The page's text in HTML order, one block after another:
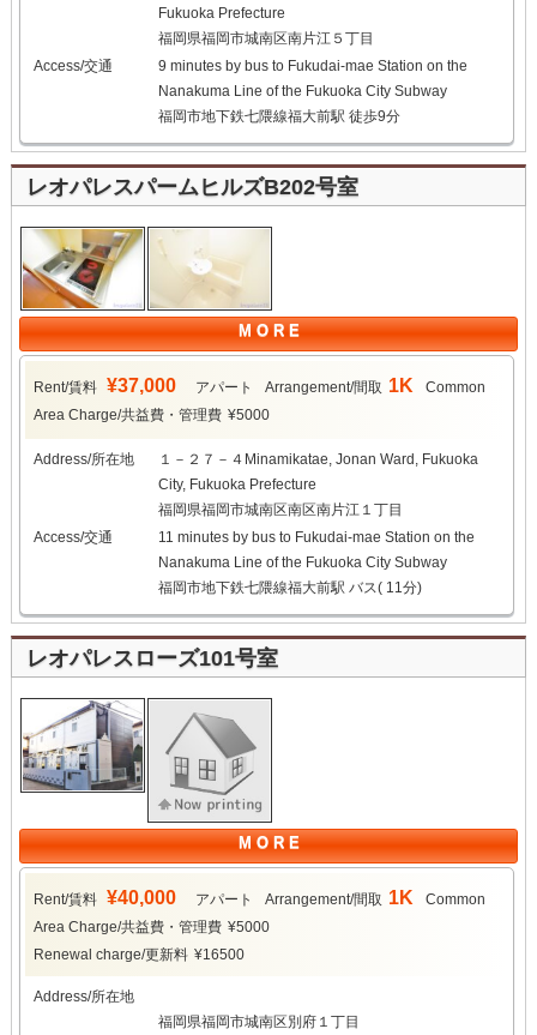
Fukuoka Prefecture
福岡県福岡市城南区南片江５丁目
Access/交通
9 minutes by bus to Fukudai-mae Station on the
Nanakuma Line of the Fukuoka City Subway
福岡市地下鉄七隈線福大前駅 徒歩9分
レオパレスパームヒルズB202号室
M O R E
Rent/賃料 ¥37,000 アパート Arrangement/間取 1K
Common
Area Charge/共益費・管理費 ¥5000
Address/所在地
１－２７－４Minamikatae, Jonan Ward, Fukuoka
City, Fukuoka Prefecture
福岡県福岡市城南区南区南片江１丁目
Access/交通
11 minutes by bus to Fukudai-mae Station on the
Nanakuma Line of the Fukuoka City Subway
福岡市地下鉄七隈線福大前駅 バス( 11分)
レオパレスローズ101号室
M O R E
Rent/賃料 ¥40,000 アパート Arrangement/間取 1K
Common
Area Charge/共益費・管理費 ¥5000
Renewal charge/更新料 ¥16500
Address/所在地
福岡県福岡市城南区別府１丁目